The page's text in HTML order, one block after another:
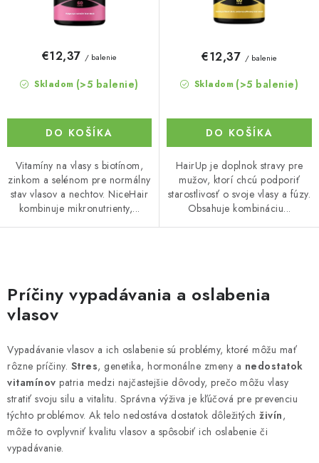
Skladom (>5 balenie)
€12,37 / balenie
DO KOŠÍKA
Vitamíny na vlasy s biotínom,
zinkom a selénom pre normálny
stav vlasov a nechtov. NiceHair
kombinuje mikronutrienty,...
Skladom (>5 balenie)
€12,37 / balenie
DO KOŠÍKA
HairUp je doplnok stravy pre
mužov, ktorí chcú podporiť
starostlivosť o svoje vlasy a fúzy.
Obsahuje kombináciu...
v
l
á
d
a
c
i
e
p
r
Príčiny vypadávania a oslabenia
vlasov
Vypadávanie vlasov a ich oslabenie sú problémy, ktoré môžu mať
rôzne príčiny. Stres, genetika, hormonálne zmeny a nedostatok
vitamínov patria medzi najčastejšie dôvody, prečo môžu vlasy
stratiť svoju silu a vitalitu. Správna výživa je kľúčová pre prevenciu
týchto problémov. Ak telo nedostáva dostatok dôležitých živín,
môže to ovplyvniť kvalitu vlasov a spôsobiť ich oslabenie či
vypadávanie.